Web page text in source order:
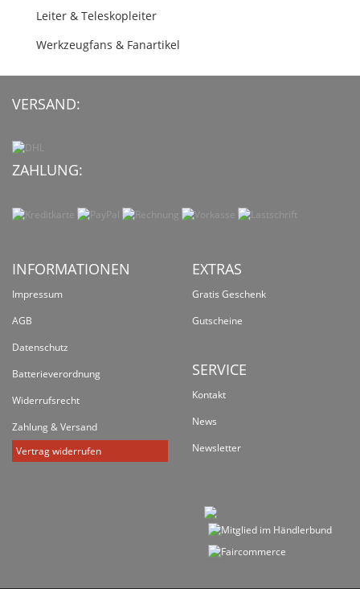
Leiter & Teleskopleiter
Werkzeugfans & Fanartikel
VERSAND:
ZAHLUNG:
INFORMATIONEN
Impressum
AGB
Datenschutz
Batterieverordnung
Widerrufsrecht
Zahlung & Versand
Vertrag widerrufen
EXTRAS
Gratis Geschenk
Gutscheine
SERVICE
Kontakt
News
Newsletter